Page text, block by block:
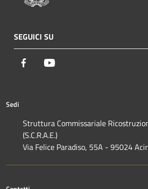
SEGUICI SU
Facebook
Sedi
Struttura Commissariale
(S.C.R.A.E.)
Via Felice Paradiso, 55A - 95024